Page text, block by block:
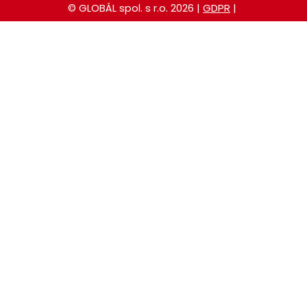
© GLOBÁL spol. s r.o. 2026 | GDPR |